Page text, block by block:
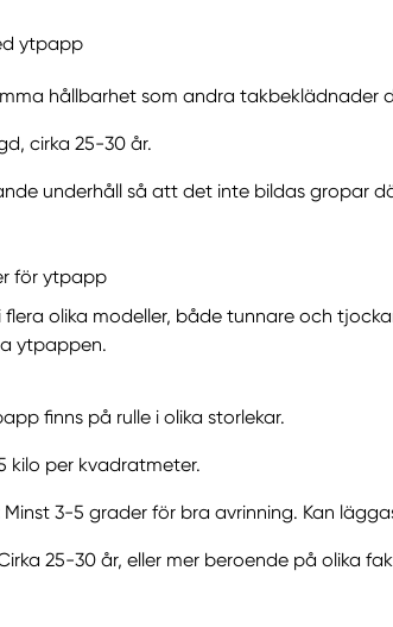
ytpapp
hållbarhet som andra takbeklädnader
cirka 25-30 år.
underhåll så att det inte bildas gropar
för ytpapp
flera olika modeller, både tunnare och
ytpappen.
finns på rulle i olika storlekar.
kilo per kvadratmeter.
Minst 3-5 grader för bra avrinning. Kan
25-30 år, eller mer beroende på olika